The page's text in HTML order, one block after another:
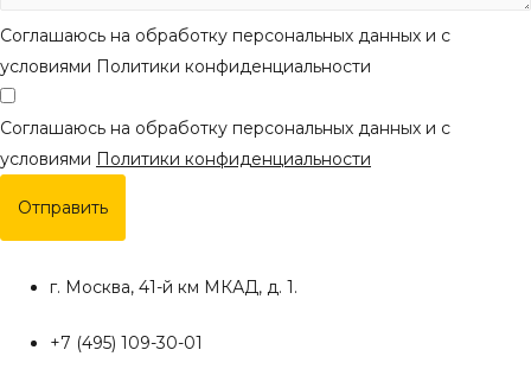
Соглашаюсь на обработку персональных данных и с
условиями Политики конфиденциальности
Соглашаюсь на обработку персональных данных и с
условиями Политики конфиденциальности
Отправить
г. Москва, 41-й км МКАД, д. 1.
+7 (495) 109-30-01